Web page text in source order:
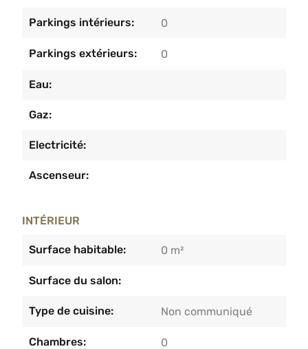
Parkings intérieurs: 0
Parkings extérieurs: 0
Eau:
Gaz:
Electricité:
Ascenseur:
INTÉRIEUR
Surface habitable: 0 m²
Surface du salon:
Type de cuisine: Non communiqué
Chambres: 0